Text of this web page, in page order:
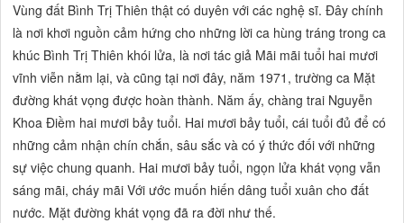
Vùng đất Bình Trị Thiên thật có duyên với các nghệ sĩ. Đây chính
là nơi khơi nguồn cảm hứng cho những lời ca hùng tráng trong ca
khúc Bình Trị Thiên khói lửa, là nơi tác giả Mãi mãi tuổi hai mươi
vĩnh viễn nằm lại, và cũng tại nơi đây, năm 1971, trường ca Mặt
đường khát vọng được hoàn thành. Năm ấy, chàng trai Nguyễn
Khoa Điềm hai mươi bảy tuổi. Hai mươi bảy tuổi, cái tuổi đủ để có
những cảm nhận chín chắn, sâu sắc và có ý thức đối với những
sự việc chung quanh. Hai mươi bảy tuổi, ngọn lửa khát vọng vẫn
sáng mãi, cháy mãi Với ước muốn hiến dâng tuổi xuân cho đất
nước. Mặt đường khát vọng đã ra đời như thế.